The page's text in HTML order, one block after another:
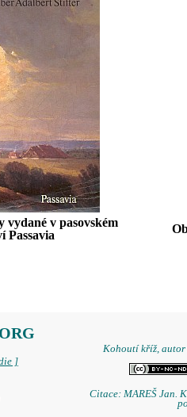
vydané v pasovském
Passavia
]
Kohoutí kříž, autor
Citace: MAREŠ Jan.